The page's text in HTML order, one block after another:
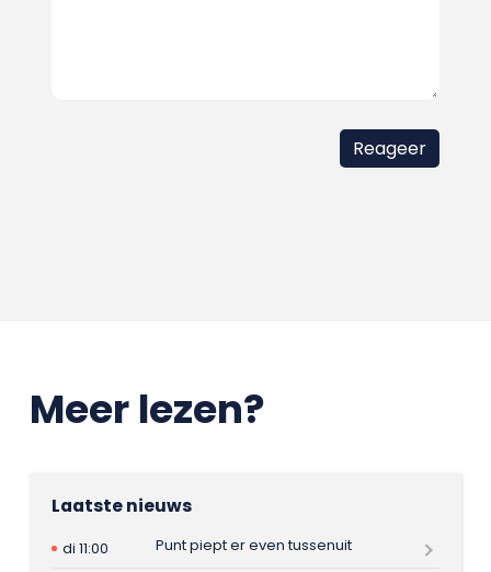
Meer lezen?
Laatste nieuws
di 11:00
Punt piept er even tussenuit